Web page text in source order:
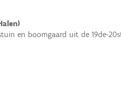
en boomgaard uit de 19de-